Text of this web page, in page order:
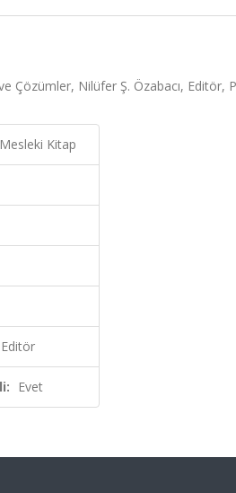
Çözümler, Nilüfer Ş. Özabacı, Editör,
Kitap
Evet